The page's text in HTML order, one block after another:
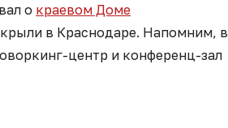
о краевом Доме
в Краснодаре. Напомним, в
центр и конференц-зал